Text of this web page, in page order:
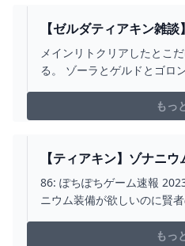
【ゼルダティアキン雑
のも楽しみの一つ。操作
ーム攻略のかけら
メインリトクリアしたとこ
る。 ゾーラとゲルドとゴロ
てくれる リトと違って代用
ぞ あざす！ゲルド行ってみ
もっ
【ティアキン】ゾナニ
の意志ばかり出てくる…
86: ぽちぽちゲーム速報
ニウム装備が欲しいのに賢
もっ